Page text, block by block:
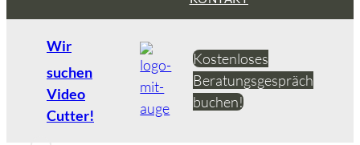
Wir
suchen
Video
Cutter!
Kostenloses
Beratungsgespräch
buchen!